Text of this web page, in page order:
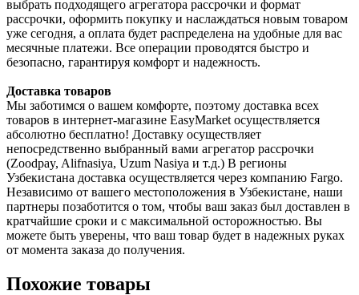
выбрать подходящего агрегатора рассрочки и формат
рассрочки, оформить покупку и наслаждаться новым товаром
уже сегодня, а оплата будет распределена на удобные для вас
месячные платежи. Все операции проводятся быстро и
безопасно, гарантируя комфорт и надежность.
Доставка товаров
Мы заботимся о вашем комфорте, поэтому доставка всех
товаров в интернет-магазине EasyMarket осуществляется
абсолютно бесплатно! Доставку осуществляет
непосредственно выбранный вами агрегатор рассрочки
(Zoodpay, Alifnasiya, Uzum Nasiya и т.д.) В регионы
Узбекистана доставка осуществляется через компанию Fargo.
Независимо от вашего местоположения в Узбекистане, наши
партнеры позаботится о том, чтобы ваш заказ был доставлен в
кратчайшие сроки и с максимальной осторожностью. Вы
можете быть уверены, что ваш товар будет в надежных руках
от момента заказа до получения.
Похожие товары